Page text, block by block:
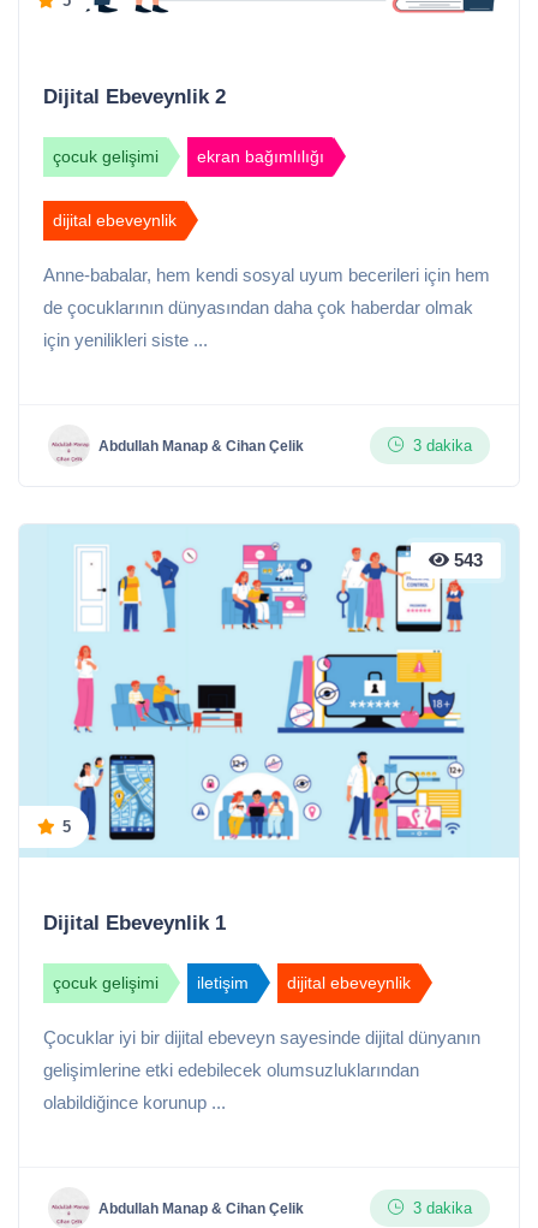
Dijital Ebeveynlik 2
çocuk gelişimi ekran bağımlılığı
dijital ebeveynlik
Anne-babalar, hem kendi sosyal uyum becerileri için hem
de çocuklarının dünyasından daha çok haberdar olmak
için yenilikleri siste ...
Abdullah Manap & Cihan Çelik 3 dakika
543
5
Dijital Ebeveynlik 1
çocuk gelişimi iletişim dijital ebeveynlik
Çocuklar iyi bir dijital ebeveyn sayesinde dijital dünyanın
gelişimlerine etki edebilecek olumsuzluklarından
olabildiğince korunup ...
Abdullah Manap & Cihan Çelik 3 dakika